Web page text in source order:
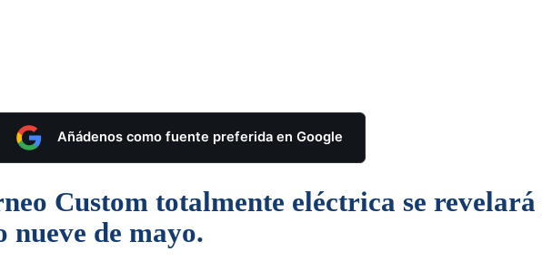
Añádenos como fuente preferida en Google
Custom totalmente eléctrica se
de mayo.